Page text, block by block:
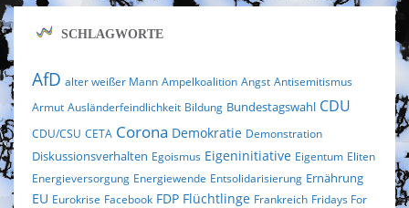
SCHLAGWORTE
AfD alter weißer Mann Ampelkoalition Angst Antisemitismus
Armut Ausländerfeindlichkeit Bildung Bundestagswahl CDU
CDU/CSU CETA Corona Demokratie Demonstration
Diskussionsverhalten Egoismus Eigeninitiative Eigentum Eliten
Energieversorgung Energiewende Entsolidarisierung Ernährung
EU Eurokrise Facebook FDP Flüchtlinge Frankreich Fridays For